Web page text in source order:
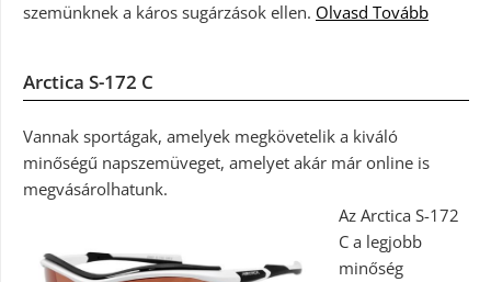
szemünknek a káros sugárzások ellen. Olvasd Tovább
Arctica S-172 C
Vannak sportágak, amelyek megkövetelik a kiváló
minőségű napszemüveget, amelyet akár már online is
megvásárolhatunk.
Az Arctica S-172
C a legjobb
minőség